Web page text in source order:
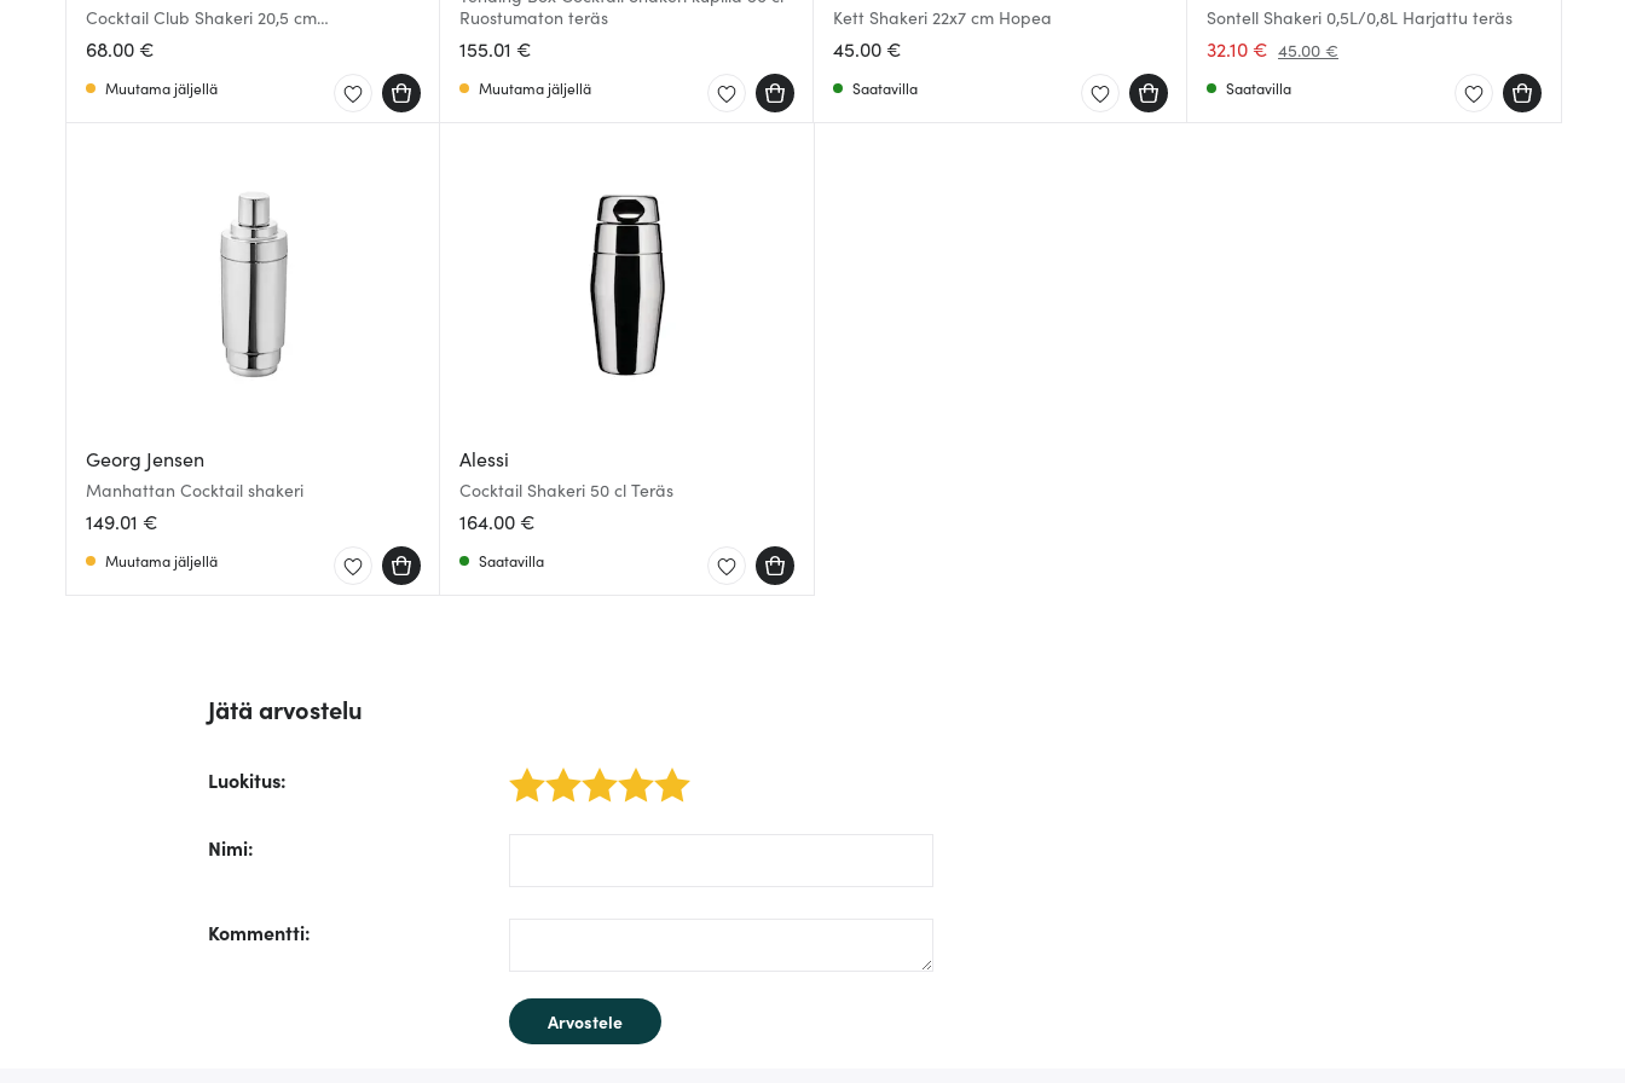
Cocktail Club Shakeri 20,5 cm
Ruostumaton
68.00 €
Muutama jäljellä
Ruostumaton teräs
155.01 €
Muutama jäljellä
Kett Shakeri 22x7 cm Hopea
45.00 €
Saatavilla
Sontell Shakeri 0,5L/0,8L Harjattu teräs
32.10 € 45.00 €
Saatavilla
Georg Jensen
Manhattan Cocktail shakeri
149.01 €
Muutama jäljellä
Alessi
Cocktail Shakeri 50 cl Teräs
164.00 €
Saatavilla
Jätä arvostelu
Luokitus: 1 star 2 stars 3 stars 4 stars 5 stars
Nimi:
/form/label/author:
Kommentti:
Arvostele